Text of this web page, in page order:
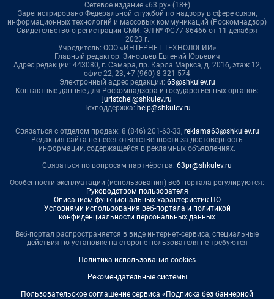
Сетевое издание «63.ру» (18+)
Зарегистрировано Федеральной службой по надзору в сфере связи,
информационных технологий и массовых коммуникаций (Роскомнадзор)
Свидетельство о регистрации СМИ: ЭЛ № ФС77-86466 от 11 декабря
2023 г.
Учредитель: ООО «ИНТЕРНЕТ ТЕХНОЛОГИИ»
Главный редактор: Зиновьев Евгений Юрьевич
Адрес редакции: 443080, г. Самара, пр. Карла Маркса, д. 201б, этаж 12,
офис 22, 23, +7 (960) 8-321-574
Электронный адрес редакции: 63@shkulev.ru
Контактные данные для Роскомнадзора и государственных органов:
juristchel@shkulev.ru
Техподдержка: help@shkulev.ru
Связаться с отделом продаж: 8 (846) 201-63-33, reklama63@shkulev.ru
Редакция сайта не несет ответственности за достоверность
информации, содержащейся в рекламных объявлениях.
Связаться по вопросам партнёрства: 63pr@shkulev.ru
Особенности эксплуатации (использования) веб-портала регулируются:
Руководством пользователя
Описанием функциональных характеристик ПО
Условиями использования веб-портала и политикой
конфиденциальности персональных данных
Веб-портал распространяется в виде интернет-сервиса, специальные
действия по установке на стороне пользователя не требуются
Политика использования cookies
Рекомендательные системы
Пользовательское соглашение сервиса «Подписка без баннерной